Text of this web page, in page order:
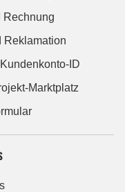
Rechnung
Reklamation
ID
Marktplatz